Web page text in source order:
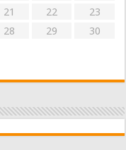
21 22
23
28 29
30